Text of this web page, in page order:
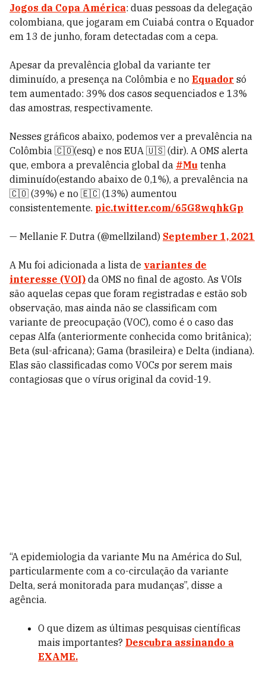
Jogos da Copa América: duas pessoas da delegação
colombiana, que jogaram em Cuiabá contra o Equador
em 13 de junho, foram detectadas com a cepa.
Apesar da prevalência global da variante ter
diminuído, a presença na Colômbia e no Equador só
tem aumentado: 39% dos casos sequenciados e 13%
das amostras, respectivamente.
Nesses gráficos abaixo, podemos ver a prevalência na
Colômbia 🇨🇴(esq) e nos EUA 🇺🇸 (dir). A OMS alerta
que, embora a prevalência global da #Mu tenha
diminuído(estando abaixo de 0,1%), a prevalência na
🇨🇴 (39%) e no 🇪🇨 (13%) aumentou
consistentemente. pic.twitter.com/65G8wqhkGp
— Mellanie F. Dutra (@mellziland) September 1, 2021
A Mu foi adicionada a lista de variantes de
interesse (VOI) da OMS no final de agosto. As VOIs
são aquelas cepas que foram registradas e estão sob
observação, mas ainda não se classificam com
variante de preocupação (VOC), como é o caso das
cepas Alfa (anteriormente conhecida como britânica);
Beta (sul-africana); Gama (brasileira) e Delta (indiana).
Elas são classificadas como VOCs por serem mais
contagiosas que o vírus original da covid-19.
“A epidemiologia da variante Mu na América do Sul,
particularmente com a co-circulação da variante
Delta, será monitorada para mudanças”, disse a
agência.
O que dizem as últimas pesquisas científicas
mais importantes? Descubra assinando a
EXAME.